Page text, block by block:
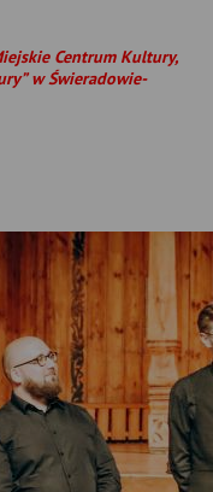
Centrum Kultury,
w Świeradowie-